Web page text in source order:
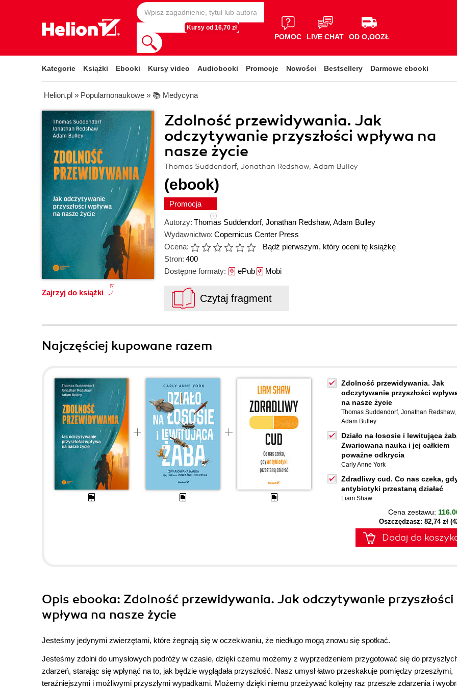
Kursy od 16,70 zł
POMOC LIVE CHAT OD O,OOZŁ
Kategorie Książki Ebooki Kursy video Audiobooki Promocje Nowości Bestsellery Darmowe ebooki
Helion.pl » Popularnonaukowe » 📚 Medycyna
Zdolność przewidywania. Jak
odczytywanie przyszłości wpływa na
nasze życie
Thomas Suddendorf, Jonathan Redshaw, Adam Bulley
(ebook)
Promocja
Zajrzyj do książki
Autorzy: Thomas Suddendorf, Jonathan Redshaw, Adam Bulley
Wydawnictwo: Copernicus Center Press
Ocena:
Bądź pierwszym, który oceni tę książkę
Stron: 400
Dostępne formaty: ePubMobi
Czytaj fragment
Najczęściej kupowane razem
Zdolność przewidywania. Jak
odczytywanie przyszłości
na nasze życie
Thomas Suddendorf, Jonathan Redshaw,
Adam Bulley
Działo na łososie i lewitująca
Zwariowana nauka i jej całkiem
poważne odkrycia
Carly Anne York
Zdradliwy cud. Co nas czeka,
antybiotyki przestaną działać
Liam Shaw
Cena zestawu:
Oszczędzasz: 82,74 zł
Dodaj do
Opis ebooka: Zdolność przewidywania. Jak odczytywanie przyszłości
wpływa na nasze życie
Jesteśmy jedynymi zwierzętami, które żegnają się w oczekiwaniu, że niedługo mogą znowu się spotkać.
Jesteśmy zdolni do umysłowych podróży w czasie, dzięki czemu możemy z wyprzedzeniem przygotować się do
zdarzeń, starając się wpłynąć na to, jak będzie wyglądała przyszłość. Nasz umysł łatwo przeskakuje pomiędzy przeszłymi,
teraźniejszymi i możliwymi przyszłymi wypadkami. Możemy dzięki niemu przeżywać kolejny raz przeszłe zdarzenia i